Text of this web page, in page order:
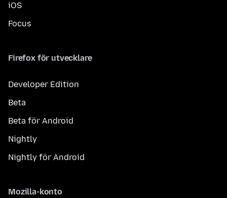
iOS
Focus
Firefox för utvecklare
Developer Edition
Beta
Beta för Android
Nightly
Nightly för Android
Mozilla-konto